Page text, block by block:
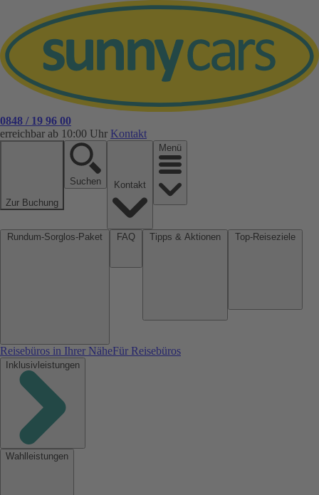
0848 / 19 96 00
erreichbar ab 10:00 Uhr Kontakt
Zur Buchung
Suchen
Menü
Reisebüros in Ihrer NäheFür Reisebüros
Inklusivleistungen
Wahlleistungen